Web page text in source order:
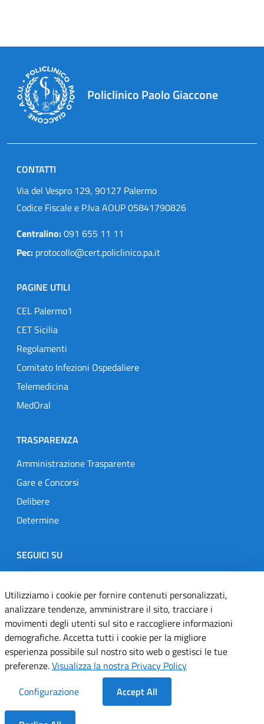
Policlinico Paolo Giaccone
CONTATTI
Via del Vespro 129, 90127 Palermo
Codice Fiscale e P.Iva AOUP 05841790826
Centralino:091 655 11 11
Pec: protocollo@cert.policlinico.pa.it
PAGINE UTILI
CEL Palermo1
CET Sicilia
Regolamenti
Comitato Infezioni Ospedaliere
Telemedicina
MedOral
TRASPARENZA
Amministrazione Trasparente
Gare e Concorsi
Delibere
Determine
SEGUICI SU
Designers Italia
TwitterInstagramYoutubeLinkedin
Dichiarazione di accessibilità
Informativa cookie
Note legali
Utilizziamo i cookie per fornire contenuti personalizzati,
analizzare tendenze, amministrare il sito, tracciare i
movimenti degli utenti sul sito e raccogliere informazioni
demografiche. Accetta tutti i cookie per la migliore
esperienza possibile sul nostro sito web o gestisci le tue
preferenze.Visualizza la nostra Privacy Policy
Configurazione
Accept All